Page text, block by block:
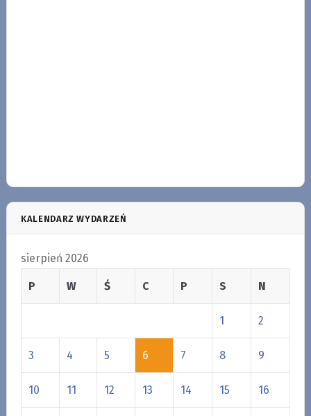
KALENDARZ WYDARZEŃ
sierpień 2026
P W Ś C P S N
1 2
3 4 5 6 7 8 9
10 11 12 13 14 15 16